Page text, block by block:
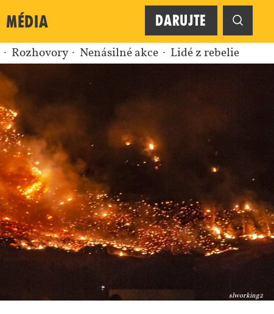
Média Darujte
Rozhovory Nenásilné akce Lidé z rebelie
slworking2